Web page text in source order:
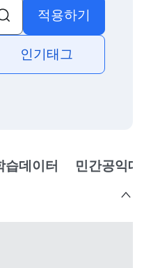
검색
적용하기
인기태그
침
습데이터 민간공익